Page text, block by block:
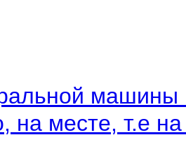
машины
на месте, т.е